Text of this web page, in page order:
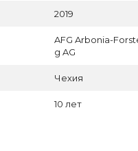
2019
AFG Arbonia-
g AG
Чехия
10 лет